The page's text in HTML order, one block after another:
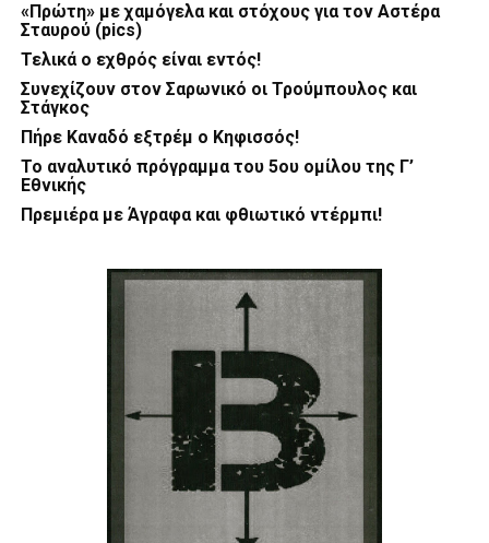
«Πρώτη» με χαμόγελα και στόχους για τον Αστέρα
Σταυρού (pics)
Τελικά ο εχθρός είναι εντός!
Συνεχίζουν στον Σαρωνικό οι Τρούμπουλος και
Στάγκος
Πήρε Καναδό εξτρέμ ο Κηφισσός!
Το αναλυτικό πρόγραμμα του 5ου ομίλου της Γ’
Εθνικής
Πρεμιέρα με Άγραφα και φθιωτικό ντέρμπι!